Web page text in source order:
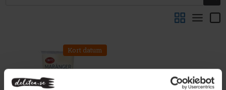
Kort datum